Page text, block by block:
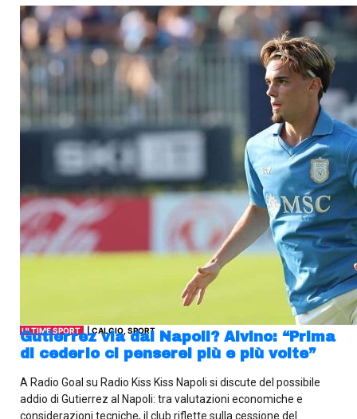
ULTIME SPORT | CALCIO, SPORT
Gutierrez via dal Napoli? Alvino: “Prima
di cederlo ci penserei più e più volte”
A Radio Goal su Radio Kiss Kiss Napoli si discute del possibile
addio di Gutierrez al Napoli: tra valutazioni economiche e
considerazioni tecniche, il club riflette sulla cessione del